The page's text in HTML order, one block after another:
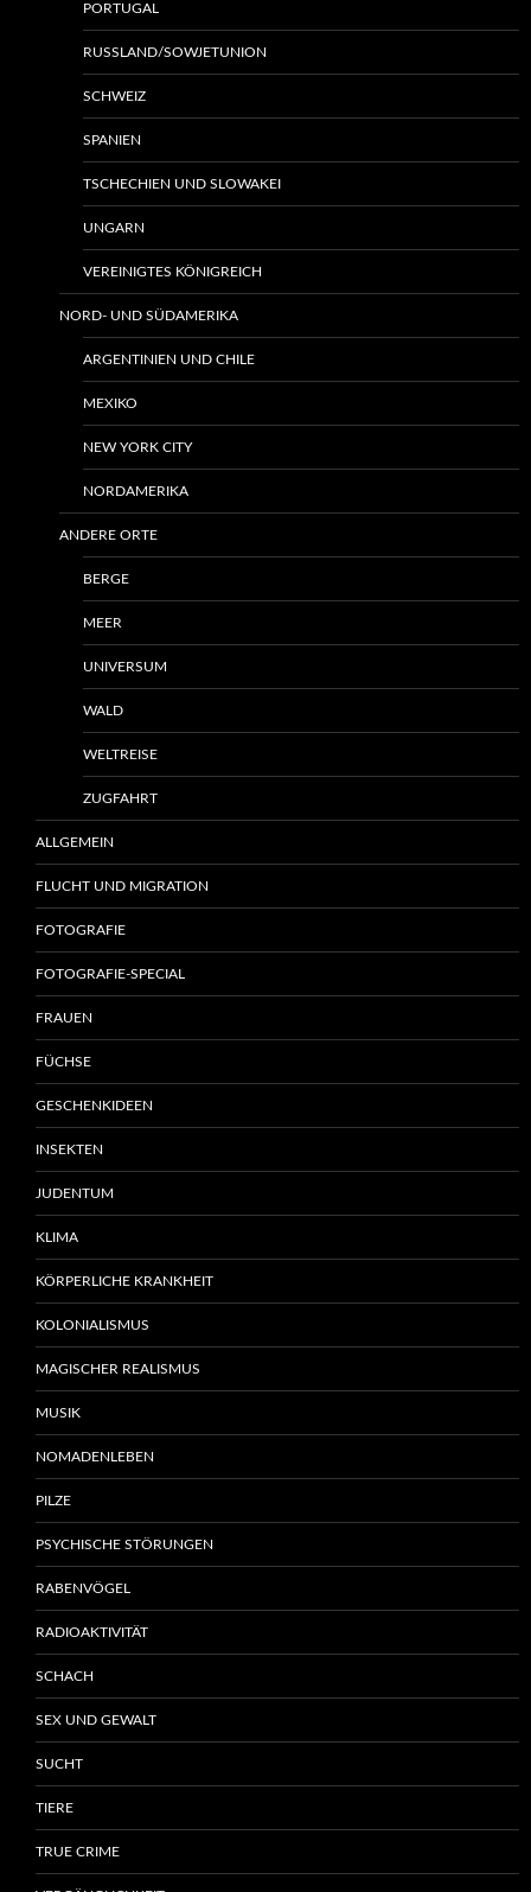
PORTUGAL
RUSSLAND/SOWJETUNION
SCHWEIZ
SPANIEN
TSCHECHIEN UND SLOWAKEI
UNGARN
VEREINIGTES KÖNIGREICH
NORD- UND SÜDAMERIKA
ARGENTINIEN UND CHILE
MEXIKO
NEW YORK CITY
NORDAMERIKA
ANDERE ORTE
BERGE
MEER
UNIVERSUM
WALD
WELTREISE
ZUGFAHRT
ALLGEMEIN
FLUCHT UND MIGRATION
FOTOGRAFIE
FOTOGRAFIE-SPECIAL
FRAUEN
FÜCHSE
GESCHENKIDEEN
INSEKTEN
JUDENTUM
KLIMA
KÖRPERLICHE KRANKHEIT
KOLONIALISMUS
MAGISCHER REALISMUS
MUSIK
NOMADENLEBEN
PILZE
PSYCHISCHE STÖRUNGEN
RABENVÖGEL
RADIOAKTIVITÄT
SCHACH
SEX UND GEWALT
SUCHT
TIERE
TRUE CRIME